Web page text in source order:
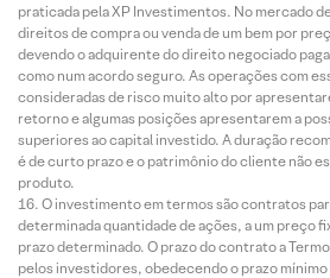
praticada pela XP Investimentos. No mercado
direitos de compra ou venda de um bem por
devendo o adquirente do direito negociado
como num acordo seguro. As operações com
consideradas de risco muito alto por
retorno e algumas posições apresentarem a
superiores ao capital investido. A duração
é de curto prazo e o patrimônio do cliente não
produto.
O investimento em termos são contratos
determinada quantidade de ações, a um preço
prazo determinado. O prazo do contrato a
pelos investidores, obedecendo o prazo mínimo